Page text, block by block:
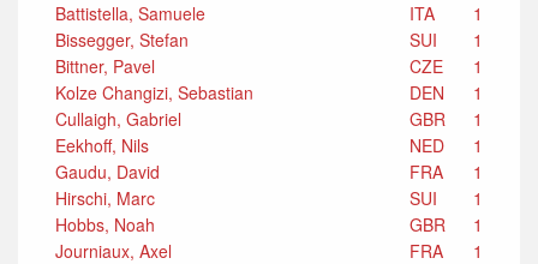
Battistella, Samuele
ITA
1
Bissegger, Stefan
SUI
1
Bittner, Pavel
CZE
1
Kolze Changizi, Sebastian
DEN
1
Cullaigh, Gabriel
GBR
1
Eekhoff, Nils
NED
1
Gaudu, David
FRA
1
Hirschi, Marc
SUI
1
Hobbs, Noah
GBR
1
Journiaux, Axel
FRA
1